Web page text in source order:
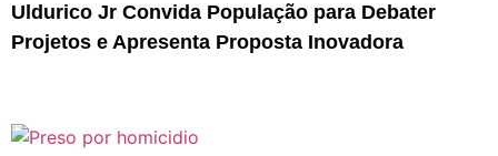
Uldurico Jr Convida População para Debater
Projetos e Apresenta Proposta Inovadora